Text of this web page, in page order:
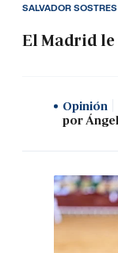
El Madrid le
SALVADOR SOSTRES
Opinión
por